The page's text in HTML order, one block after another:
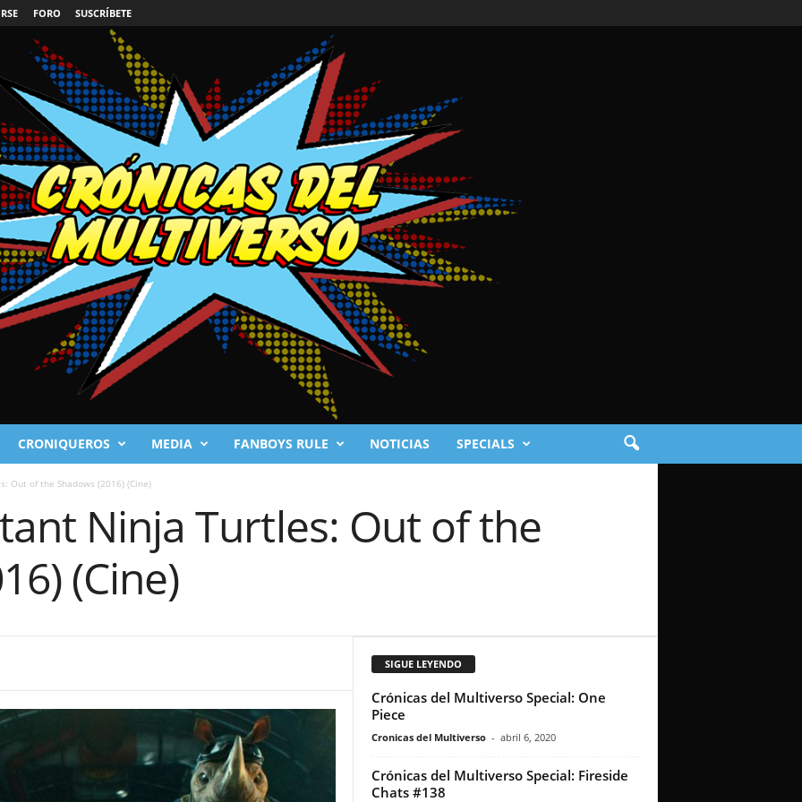
FORO SUSCRÍBETE
CRONIQUEROS MEDIA FANBOYS RULE NOTICIAS SPECIALS
Out of the Shadows (2016) (Cine)
Ninja Turtles: Out of the
(Cine)
SIGUE LEYENDO
Crónicas del Multiverso Special: One
Piece
Cronicas del Multiverso - abril 6, 2020
Crónicas del Multiverso Special: Fireside
Chats #138